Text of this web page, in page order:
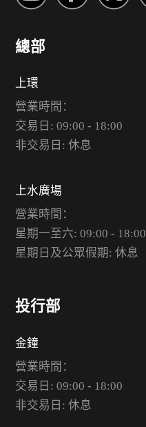
總部
上環
營業時間：
交易日: 09:00 - 18:00
非交易日: 休息
上水廣場
營業時間：
星期一至六: 09:00 - 18:00
星期日及公眾假期: 休息
投行部
金鐘
營業時間：
交易日: 09:00 - 18:00
非交易日: 休息